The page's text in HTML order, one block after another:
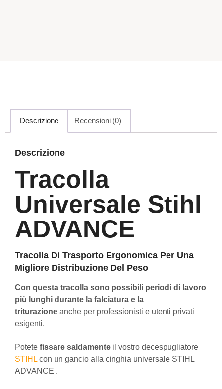
Descrizione Recensioni (0)
Descrizione
Tracolla
Universale Stihl
ADVANCE
Tracolla Di Trasporto Ergonomica Per Una
Migliore Distribuzione Del Peso
Con questa tracolla sono possibili periodi di lavoro
più lunghi durante la falciatura e la
triturazione anche per professionisti e utenti privati ​​
esigenti.
Potete fissare saldamente il vostro decespugliatore
STIHL con un gancio alla cinghia universale STIHL
ADVANCE .